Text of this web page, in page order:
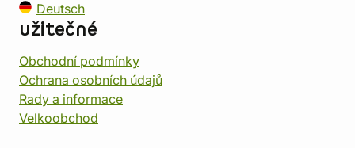
Deutsch
užitečné
Obchodní podmínky
Ochrana osobních údajů
Rady a informace
Velkoobchod